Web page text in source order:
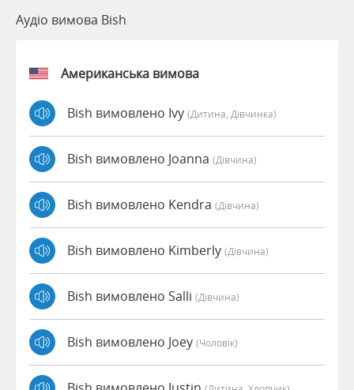
Аудіо вимова Bish
Американська вимова
Bish вимовлено Ivy (дитина, Дівчинка)
Bish вимовлено Joanna (дівчина)
Bish вимовлено Kendra (дівчина)
Bish вимовлено Kimberly (дівчина)
Bish вимовлено Salli (дівчина)
Bish вимовлено Joey (чоловік)